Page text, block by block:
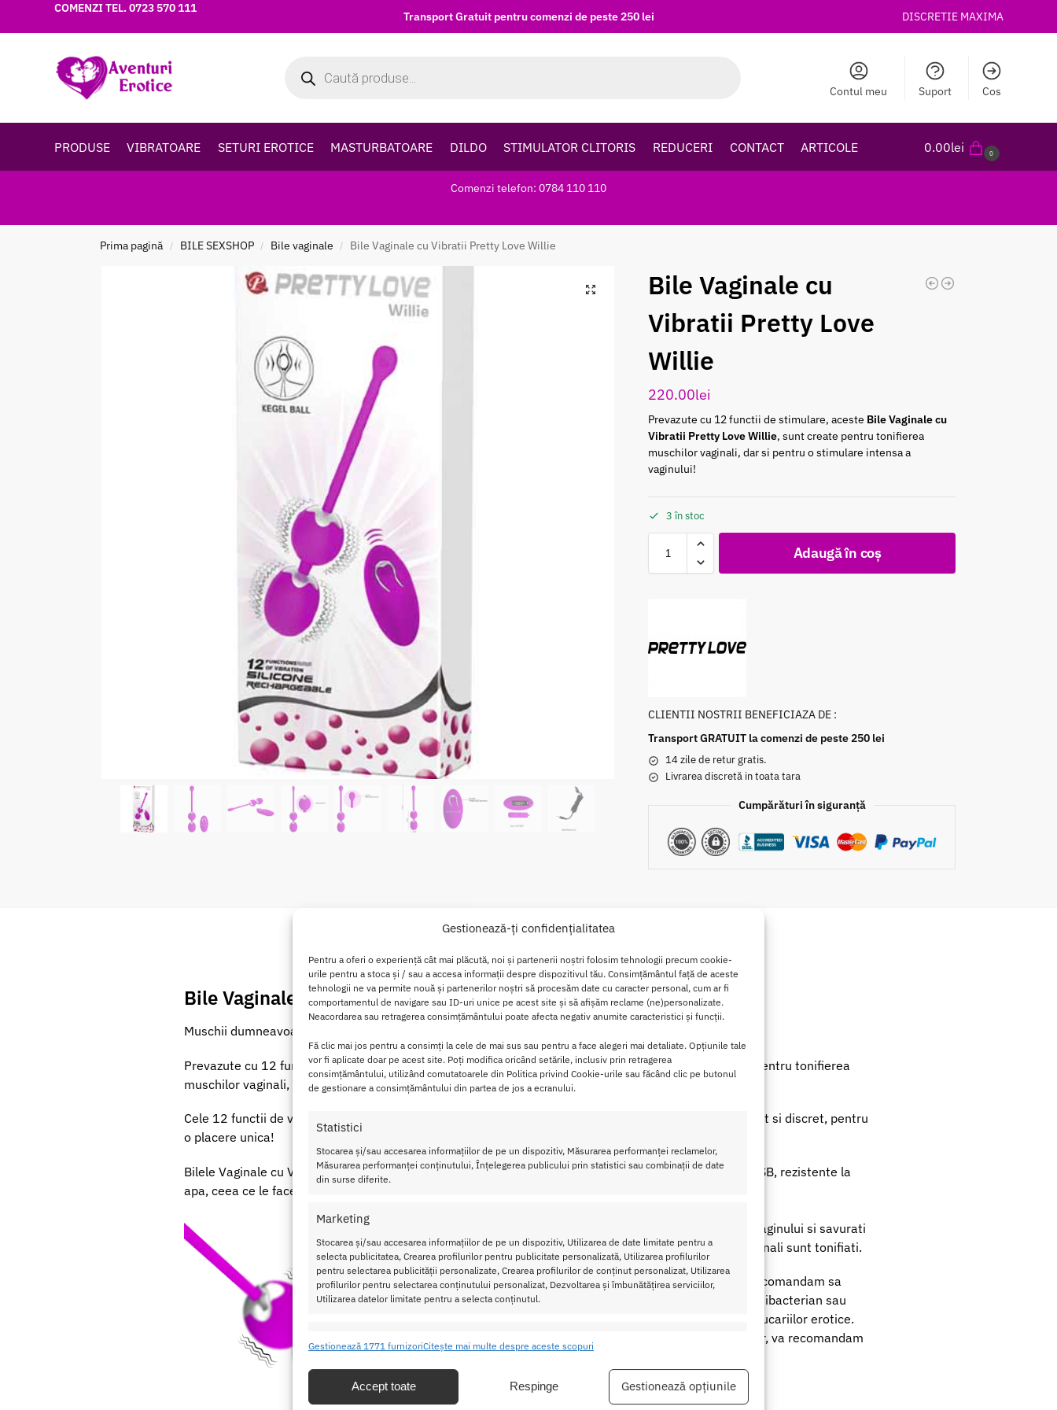
Gestionează-ți confidențialitatea
Pentru a oferi o experiență cât mai plăcută, noi și partenerii noștri folosim tehnologii precum cookie-
urile pentru a stoca și / sau a accesa informații despre dispozitivul tău. Consimțământul față de aceste
tehnologii ne va permite nouă și partenerilor noștri să procesăm date cu caracter personal, cum ar fi
comportamentul de navigare sau ID-uri unice pe acest site și să afișăm reclame (ne)personalizate.
Neacordarea sau retragerea consimțământului poate afecta negativ anumite caracteristici și funcții.
Fă clic mai jos pentru a consimți la cele de mai sus sau pentru a face alegeri mai detaliate. Opțiunile tale
vor fi aplicate doar pe acest site. Poți modifica oricând setările, inclusiv prin retragerea
consimțământului, utilizând comutatoarele din Politica privind Cookie-urile sau făcând clic pe butonul
de gestionare a consimțământului din partea de jos a ecranului.
Statistici
Stocarea și/sau accesarea informațiilor de pe un dispozitiv, Măsurarea performanței reclamelor,
Măsurarea performanței conținutului, Înțelegerea publicului prin statistici sau combinații de date
din surse diferite.
Marketing
Stocarea și/sau accesarea informațiilor de pe un dispozitiv, Utilizarea de date limitate pentru a
selecta publicitatea, Crearea profilurilor pentru publicitate personalizată, Utilizarea profilurilor
pentru selectarea publicității personalizate, Crearea profilurilor de conținut personalizat, Utilizarea
profilurilor pentru selectarea conținutului personalizat, Dezvoltarea și îmbunătățirea serviciilor,
Utilizarea datelor limitate pentru a selecta conținutul.
dispozitive, Identificarea dispozitivelor pe baza informațiilor transmise automat.
Gestionează 1771 furnizoriCitește mai multe despre aceste scopuri
Accept toate Respinge Gestionează opțiunile
COMENZI TEL.0723 570 111
Transport Gratuit pentru comenzi de peste 250 lei DISCRETIE MAXIMA
Contul meu Suport Cos
PRODUSE VIBRATOARE SETURI EROTICE MASTURBATOARE DILDO STIMULATOR CLITORIS REDUCERI CONTACT ARTICOLE 0.00lei 0
Comenzi telefon: 0784 110 110
Prima pagină / BILE SEXSHOP / Bile vaginale / Bile Vaginale cu Vibratii Pretty Love Willie
Bile Vaginale cu
Vibratii Pretty Love
Willie
220.00lei
Prevazute cu 12 functii de stimulare, aceste Bile Vaginale cu
Vibratii Pretty Love Willie, sunt create pentru tonifierea
muschilor vaginali, dar si pentru o stimulare intensa a
vaginului!
3 în stoc
Adaugă în coș
CLIENTII NOSTRII BENEFICIAZA DE :
Transport GRATUIT la comenzi de peste 250 lei
14 zile de retur gratis.
Livrarea discretă in toata tara
Cumpărături în siguranță
Bile Vaginale cu Vibratii Pretty Love Willie
Muschii dumneavoastra vaginali, niciodata nu s-au simtit atat de bine!
Prevazute cu 12 functii de stimulare, acesteBile Vaginale cu Vibratii Pretty Love Willie
, sunt create pentru tonifierea
muschilor vaginali, dar si pentru o stimulare intensa a vaginului.
Cele 12 functii de vibratii le puteti controla usor cu ajutorul telecomenzii wireless. Cu un design elegant si discret, pentru
o placere unica!
Bilele Vaginale cu Vibratii Pretty Love Willie sunt reincarcabile, vin insotite de propriul incarcator cu USB, rezistente la
apa, ceea ce le face o jucarie erotica versatila.
Inserati aceste bile vaginale cu vibratii in interiorul vaginului si savurati
senzatia intensa de stimulare in timp ce muschii vaginali sunt tonifiati.
Recomandare: Inainte si dupa fiecare utilizare, va recomandam sa
spalati bilele vaginale cu apa calda si sapun lichid antibacterian sau
utilizati o solutie pentru dezinfectarea si igienizarea jucariilor erotice.
Pentru o placere mai intensa in timpul utilizarii bilelor, va recomandam
Lungime Totala:20.5 cm